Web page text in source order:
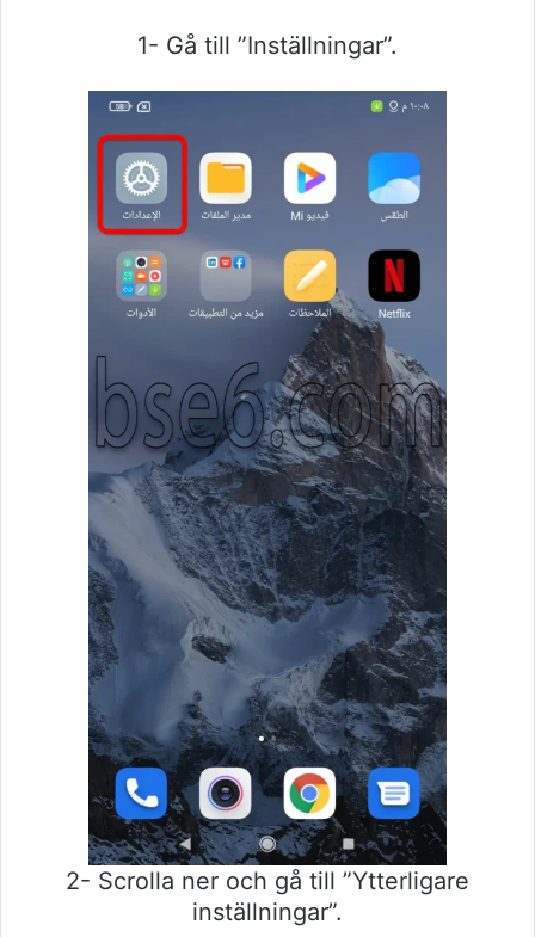
1- Gå till ”Inställningar”.
2- Scrolla ner och gå till ”Ytterligare
inställningar”.